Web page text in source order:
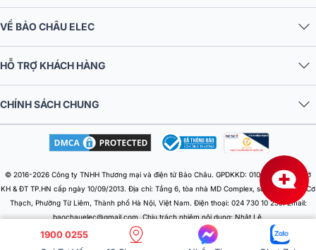
VỀ BẢO CHÂU ELEC
HỖ TRỢ KHÁCH HÀNG
CHÍNH SÁCH CHUNG
© 2016-2026 Công ty TNHH Thương mại và điện tử Bảo Châu. GPDKKD: 0106303879 do Sở
KH & ĐT TP.HN cấp ngày 10/09/2013. Địa chỉ: Tầng 6, tòa nhà MD Complex, số 68 Nguyễn Cơ
Thạch, Phường Từ Liêm, Thành phố Hà Nội, Việt Nam. Điện thoại: 024 730 10 255. Email:
baochauelec@gmail.com. Chịu trách nhiệm nội dung: Nhật Lệ.
1900 0255